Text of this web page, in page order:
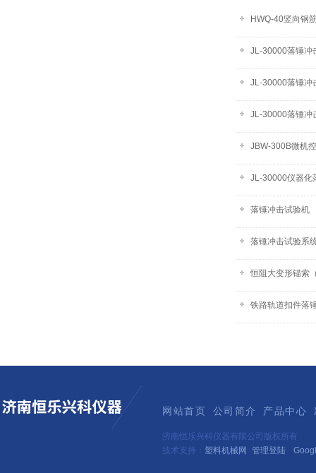
HWQ-40竖向钢
JL-30000落锤冲
JL-30000落锤冲
JL-30000落锤冲
JBW-300B微机
JL-30000仪器化
落锤冲击试验机
落锤冲击试验系
恒阻大变形锚索
铁路轨道扣件落
网站首页 公司简介 产品中心
济南恒乐兴科仪器有限公司版权所有
技术支持： 塑料机械网 管理登陆